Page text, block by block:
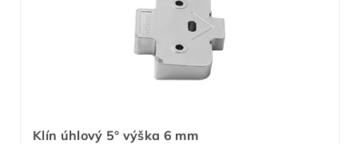
Klín úhlový 5° výška 6 mm